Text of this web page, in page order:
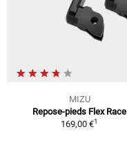
MIZU
Repose-pieds Flex Race
169,00 €1